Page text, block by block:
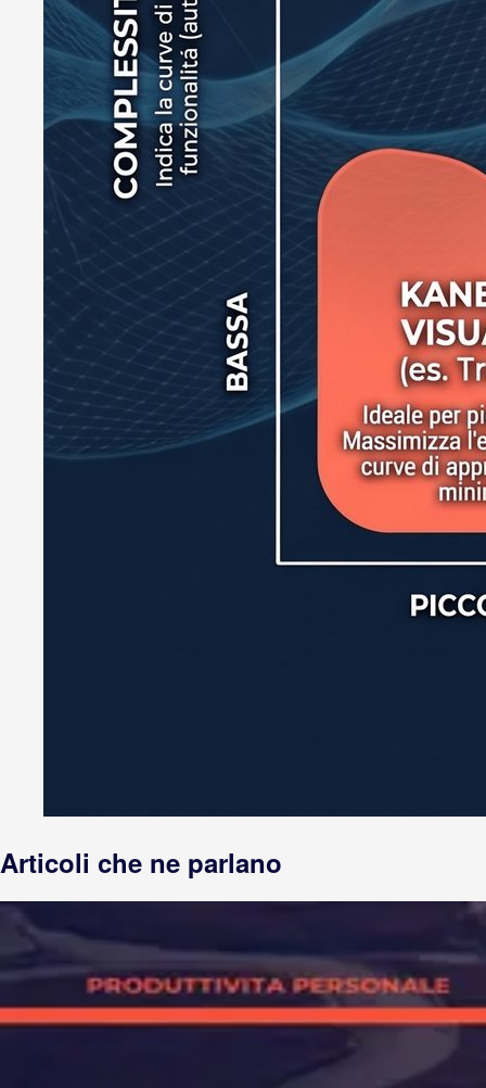
Articoli che ne parlano